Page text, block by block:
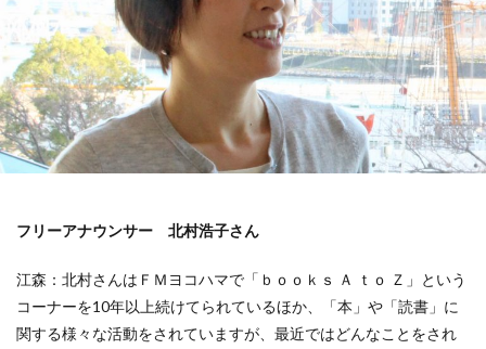
フリーアナウンサー 北村浩子さん
江森：北村さんはＦＭヨコハマで「ｂｏｏｋｓ Ａ ｔｏ Ｚ」という
コーナーを10年以上続けてられているほか、「本」や「読書」に
関する様々な活動をされていますが、最近ではどんなことをされ
#CAP #母校にCAPを送ろうキャンペーン #エンパワメントかな
がわ
#大口台小学校
□□□ ♯7119 10代
110番
119番
119通報のかけ方
119通報の適正利用
14世紀
14世紀フランス 18世紀
19世紀
2025
5回継続賞
7世紀
BankART KAIKO
BankART Life7
CA/Browser Forum（CA/Bフォーラム）
CA/Bフォーラム
CAP
CDP